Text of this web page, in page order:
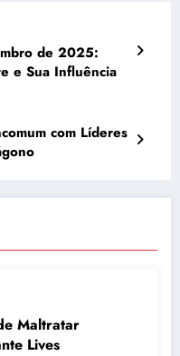
de 2025:
e Sua Influência
com Líderes
Maltratar
Lives